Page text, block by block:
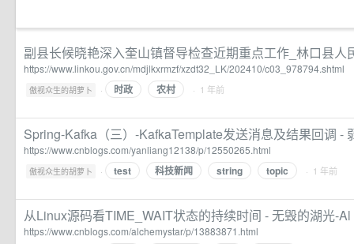
副县长候晓艳深入奎山镇督导检查近期重点工作_林口县人
https://www.linkou.gov.cn/mdjlkxrmzf/xzdt32_LK/202410/c03_978794.shtml
傲视众生的胡萝卜 · 时政 农村 · 1 年前
Spring-Kafka（三）-KafkaTemplate发送消息及结果回调 -
https://www.cnblogs.com/yanliang12138/p/12550265.html
傲视众生的胡萝卜 · test 科技新闻 string topic · 1 年前
从Linux源码看TIME_WAIT状态的持续时间 - 无毁的湖光-Al
https://www.cnblogs.com/alchemystar/p/13883871.html